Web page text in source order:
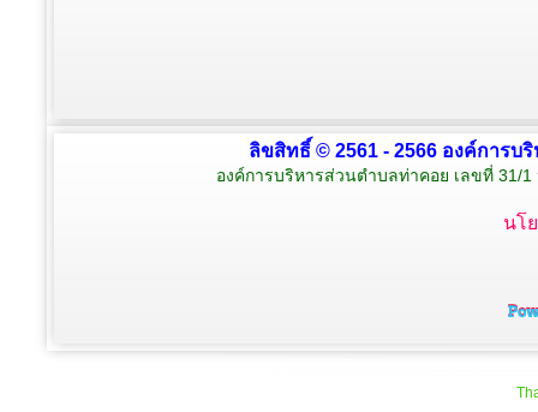
ลิขสิทธิ์ © 2561 - 2566 องค์การบ
องค์การบริหารส่วนตำบลท่าคอย เลขที่ 31/
นโ